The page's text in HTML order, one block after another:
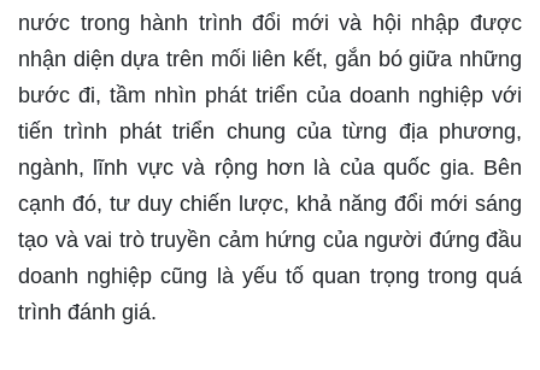
nước trong hành trình đổi mới và hội nhập được
nhận diện dựa trên mối liên kết, gắn bó giữa những
bước đi, tầm nhìn phát triển của doanh nghiệp với
tiến trình phát triển chung của từng địa phương,
ngành, lĩnh vực và rộng hơn là của quốc gia. Bên
cạnh đó, tư duy chiến lược, khả năng đổi mới sáng
tạo và vai trò truyền cảm hứng của người đứng đầu
doanh nghiệp cũng là yếu tố quan trọng trong quá
trình đánh giá.